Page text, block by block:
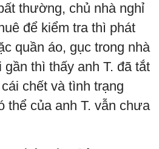
thường, chủ nhà nghỉ
để kiểm tra thì phát
quần áo, gục trong nhà
thì thấy anh T. đã tắt
chết và tình trạng
thể của anh T. vẫn chưa